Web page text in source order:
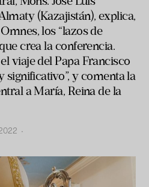
(Kazajistán), explica,
los “lazos de
crea la conferencia.
viaje del Papa Francisco
significativo”, y comenta la
a María, Reina de la
·